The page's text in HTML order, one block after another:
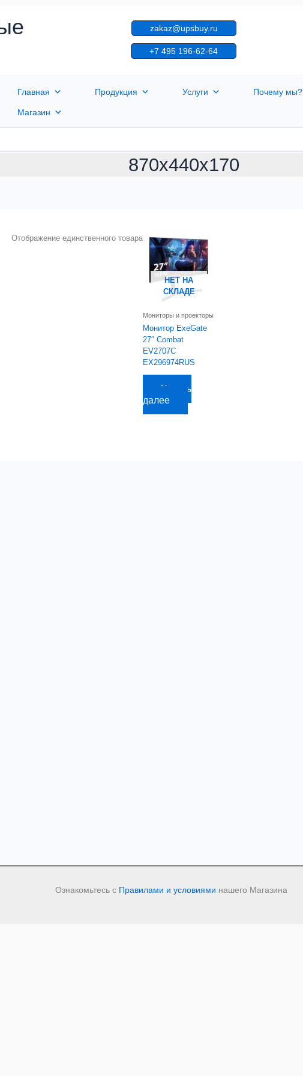
zakaz@upsbuy.ru
+7 495 196-62-64
Главная Продукция Услуги Почему мы?
Магазин
870x440x170
Отображение единственного товара
НЕТ НА
СКЛАДЕ
Мониторы и проекторы
Монитор ExeGate
27″ Combat
EV2707C
EX296974RUS
Читать
далее
Ознакомьтесь с Правилами и условиями нашего Магазина